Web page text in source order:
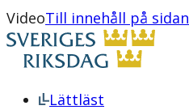
VideoTill innehåll på sidan
Lättläst